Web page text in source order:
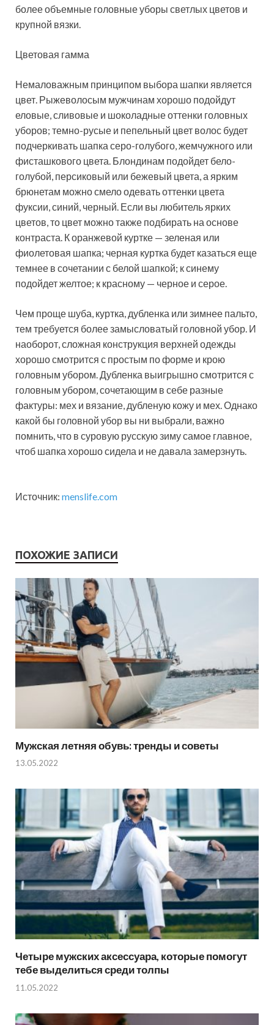
более объемные головные уборы светлых цветов и
крупной вязки.
Цветовая гамма
Немаловажным принципом выбора шапки является
цвет. Рыжеволосым мужчинам хорошо подойдут
еловые, сливовые и шоколадные оттенки головных
уборов; темно-русые и пепельный цвет волос будет
подчеркивать шапка серо-голубого, жемчужного или
фисташкового цвета. Блондинам подойдет бело-
голубой, персиковый или бежевый цвета, а ярким
брюнетам можно смело одевать оттенки цвета
фуксии, синий, черный. Если вы любитель ярких
цветов, то цвет можно также подбирать на основе
контраста. К оранжевой куртке — зеленая или
фиолетовая шапка; черная куртка будет казаться еще
темнее в сочетании с белой шапкой; к синему
подойдет желтое; к красному — черное и серое.
Чем проще шуба, куртка, дубленка или зимнее пальто,
тем требуется более замысловатый головной убор. И
наоборот, сложная конструкция верхней одежды
хорошо смотрится с простым по форме и крою
головным убором. Дубленка выигрышно смотрится с
головным убором, сочетающим в себе разные
фактуры: мех и вязание, дубленую кожу и мех. Однако
какой бы головной убор вы ни выбрали, важно
помнить, что в суровую русскую зиму самое главное,
чтоб шапка хорошо сидела и не давала замерзнуть.
Источник: menslife.com
ПОХОЖИЕ ЗАПИСИ
Мужская летняя обувь: тренды и советы
13.05.2022
Четыре мужских аксессуара, которые помогут
тебе выделиться среди толпы
11.05.2022